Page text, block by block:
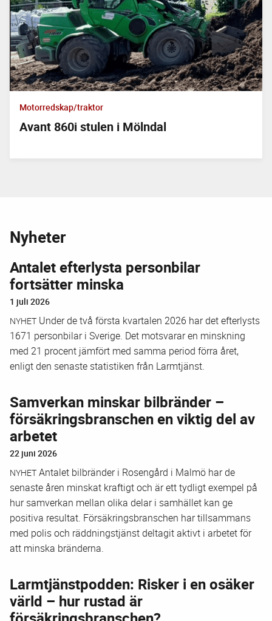
Motorredskap/traktor
Avant 860i stulen i Mölndal
Nyheter
Antalet efterlysta personbilar
fortsätter minska
1 juli 2026
NYHET Under de två första kvartalen 2026 har det efterlysts
1671 personbilar i Sverige. Det motsvarar en minskning
med 21 procent jämfört med samma period förra året,
enligt den senaste statistiken från Larmtjänst.
Samverkan minskar bilbränder –
försäkringsbranschen en viktig del av
arbetet
22 juni 2026
NYHET Antalet bilbränder i Rosengård i Malmö har de
senaste åren minskat kraftigt och är ett tydligt exempel på
hur samverkan mellan olika delar i samhället kan ge
positiva resultat. Försäkringsbranschen har tillsammans
med polis och räddningstjänst deltagit aktivt i arbetet för
att minska bränderna.
Larmtjänstpodden: Risker i en osäker
värld – hur rustad är